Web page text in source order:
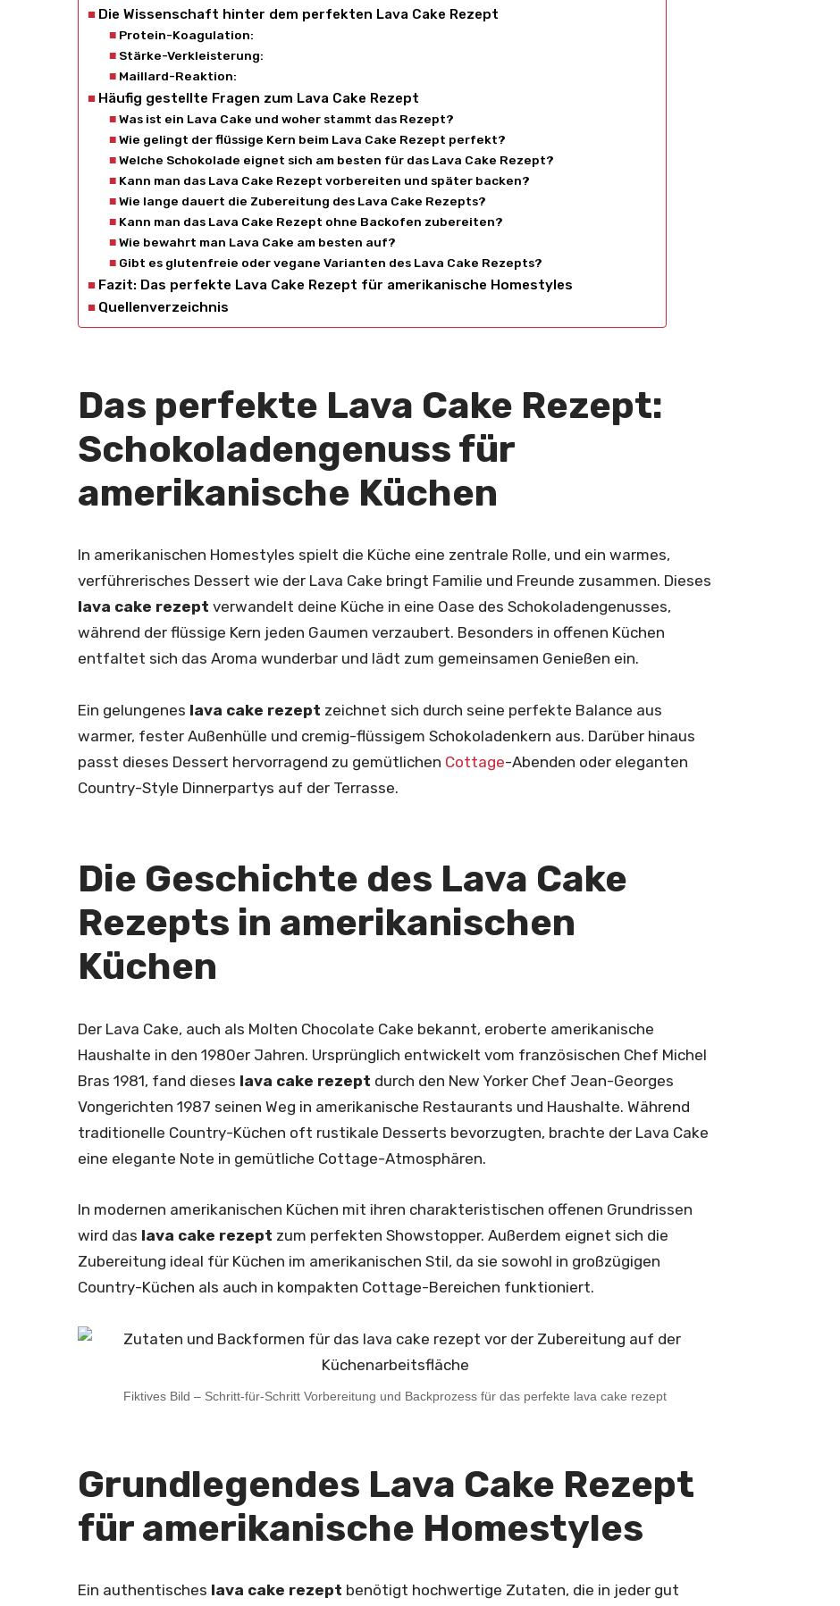
Die Wissenschaft hinter dem perfekten Lava Cake Rezept
Protein-Koagulation:
Stärke-Verkleisterung:
Maillard-Reaktion:
Häufig gestellte Fragen zum Lava Cake Rezept
Was ist ein Lava Cake und woher stammt das Rezept?
Wie gelingt der flüssige Kern beim Lava Cake Rezept perfekt?
Welche Schokolade eignet sich am besten für das Lava Cake Rezept?
Kann man das Lava Cake Rezept vorbereiten und später backen?
Wie lange dauert die Zubereitung des Lava Cake Rezepts?
Kann man das Lava Cake Rezept ohne Backofen zubereiten?
Wie bewahrt man Lava Cake am besten auf?
Gibt es glutenfreie oder vegane Varianten des Lava Cake Rezepts?
Fazit: Das perfekte Lava Cake Rezept für amerikanische Homestyles
Quellenverzeichnis
Das perfekte Lava Cake Rezept:
Schokoladengenuss für
amerikanische Küchen
In amerikanischen Homestyles spielt die Küche eine zentrale Rolle, und ein warmes,
verführerisches Dessert wie der Lava Cake bringt Familie und Freunde zusammen. Dieses
lava cake rezept verwandelt deine Küche in eine Oase des Schokoladengenusses,
während der flüssige Kern jeden Gaumen verzaubert. Besonders in offenen Küchen
entfaltet sich das Aroma wunderbar und lädt zum gemeinsamen Genießen ein.
Ein gelungenes lava cake rezept zeichnet sich durch seine perfekte Balance aus
warmer, fester Außenhülle und cremig-flüssigem Schokoladenkern aus. Darüber hinaus
passt dieses Dessert hervorragend zu gemütlichen Cottage-Abenden oder eleganten
Country-Style Dinnerpartys auf der Terrasse.
Die Geschichte des Lava Cake
Rezepts in amerikanischen
Küchen
Der Lava Cake, auch als Molten Chocolate Cake bekannt, eroberte amerikanische
Haushalte in den 1980er Jahren. Ursprünglich entwickelt vom französischen Chef Michel
Bras 1981, fand dieses lava cake rezept durch den New Yorker Chef Jean-Georges
Vongerichten 1987 seinen Weg in amerikanische Restaurants und Haushalte. Während
traditionelle Country-Küchen oft rustikale Desserts bevorzugten, brachte der Lava Cake
eine elegante Note in gemütliche Cottage-Atmosphären.
In modernen amerikanischen Küchen mit ihren charakteristischen offenen Grundrissen
wird das lava cake rezept zum perfekten Showstopper. Außerdem eignet sich die
Zubereitung ideal für Küchen im amerikanischen Stil, da sie sowohl in großzügigen
Country-Küchen als auch in kompakten Cottage-Bereichen funktioniert.
Fiktives Bild – Schritt-für-Schritt Vorbereitung und Backprozess für das perfekte lava cake rezept
Grundlegendes Lava Cake Rezept
für amerikanische Homestyles
Ein authentisches lava cake rezept benötigt hochwertige Zutaten, die in jeder gut